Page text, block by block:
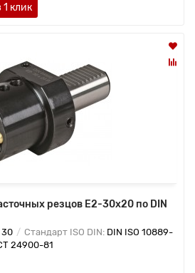
1 клик
резцов Е2-30х20 по DIN
30 Стандарт ISO DIN: DIN ISO 10889-
24900-81